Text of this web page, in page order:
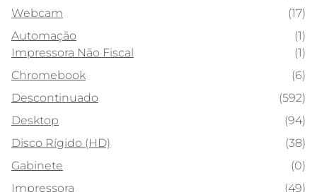
Webcam
(17)
Automação
(1)
Impressora Não Fiscal
(1)
Chromebook
(6)
Descontinuado
(592)
Desktop
(94)
Disco Rígido (HD)
(38)
Gabinete
(0)
Impressora
(49)